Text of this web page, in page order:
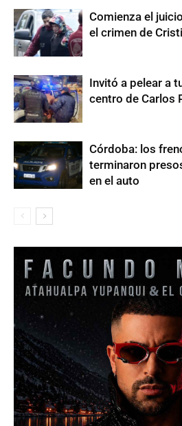
Comienza el
el crimen de
Invitó a pelear a
centro de Carlos
Córdoba: los
terminaron
en el auto